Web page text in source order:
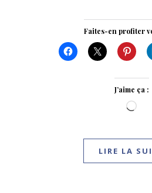
Faites-en profiter
J’aime ça :
LIRE LA